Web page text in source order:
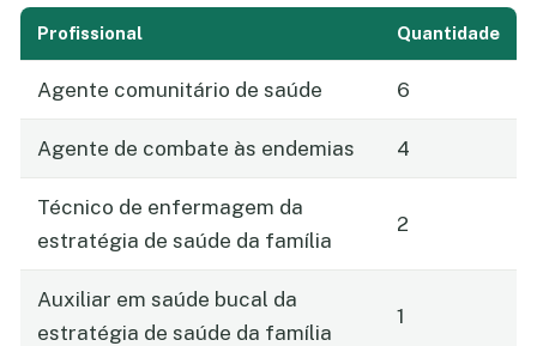
Profissional Quantidade
Agente comunitário de saúde 6
Agente de combate às endemias 4
Técnico de enfermagem da
estratégia de saúde da família
2
Auxiliar em saúde bucal da
estratégia de saúde da família
1